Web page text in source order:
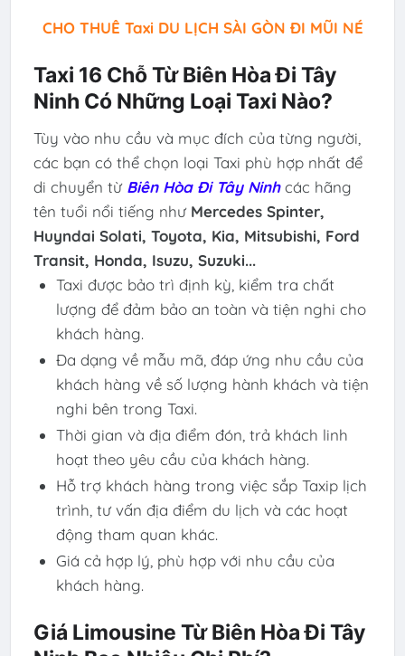
CHO THUÊ Taxi DU LỊCH SÀI GÒN ĐI MŨI NÉ
Taxi 16 Chỗ Từ Biên Hòa Đi Tây
Ninh Có Những Loại Taxi Nào?
Tùy vào nhu cầu và mục đích của từng người,
các bạn có thể chọn loại Taxi phù hợp nhất để
di chuyển từ Biên Hòa Đi Tây Ninhcác hãng
tên tuổi nổi tiếng như Mercedes Spinter,
Huyndai Solati, Toyota, Kia, Mitsubishi, Ford
Transit, Honda, Isuzu, Suzuki...
Taxi được bảo trì định kỳ, kiểm tra chất
lượng để đảm bảo an toàn và tiện nghi cho
khách hàng.
Đa dạng về mẫu mã, đáp ứng nhu cầu của
khách hàng về số lượng hành khách và tiện
nghi bên trong Taxi.
Thời gian và địa điểm đón, trả khách linh
hoạt theo yêu cầu của khách hàng.
Hỗ trợ khách hàng trong việc sắp Taxip lịch
trình, tư vấn địa điểm du lịch và các hoạt
động tham quan khác.
Giá cả hợp lý, phù hợp với nhu cầu của
khách hàng.
Giá Limousine Từ Biên Hòa Đi Tây